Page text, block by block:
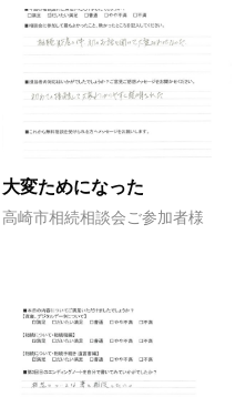
大変ためになった
高崎市相続相談会ご参加者様